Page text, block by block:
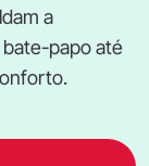
a
papo até